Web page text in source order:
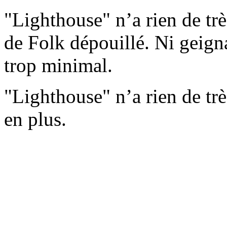
"Lighthouse" n’a rien de
de Folk dépouillé. Ni
trop minimal.
"Lighthouse" n’a rien de
en plus.